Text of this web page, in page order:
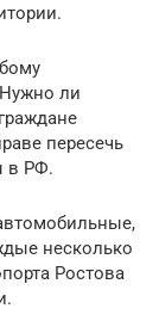
ли
пересечь
в РФ.
несколько
Ростова